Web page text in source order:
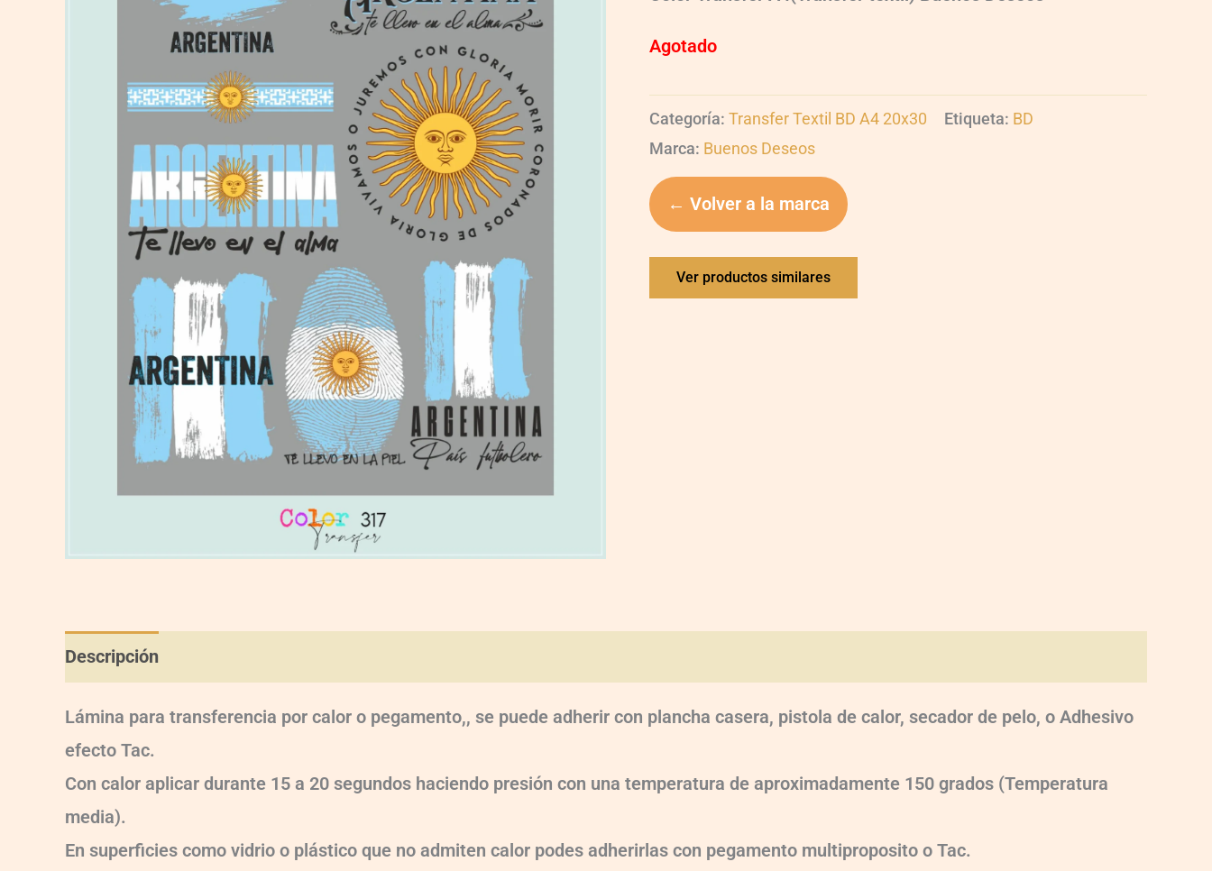
Agotado
Categoría: Transfer Textil BD A4 20x30 Etiqueta: BD
Marca: Buenos Deseos
← Volver a la marca
Ver productos similares
Descripción
Lámina para transferencia por calor o pegamento,, se puede adherir con plancha casera, pistola de calor, secador de pelo, o Adhesivo
efecto Tac.
Con calor aplicar durante 15 a 20 segundos haciendo presión con una temperatura de aproximadamente 150 grados (Temperatura
media).
En superficies como vidrio o plástico que no admiten calor podes adherirlas con pegamento multiproposito o Tac.